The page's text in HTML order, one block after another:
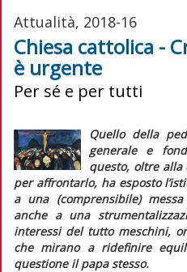
Attualità, 2018-16
Chiesa cattolica -
è urgente
Per sé e per tutti
Quello della
generale e
questo, oltre
per affrontarlo, ha esposto
a una (comprensibile)
anche a una
interessi del tutto meschini,
che mirano a ridefinire
questione il papa stesso.